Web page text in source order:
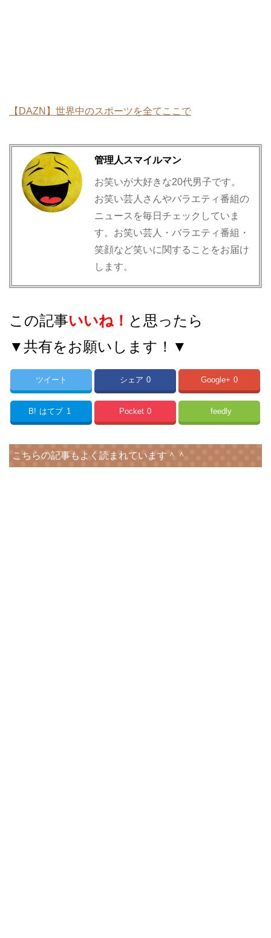
【DAZN】世界中のスポーツを全てここで
管理人スマイルマン
お笑いが大好きな20代男子です。
お笑い芸人さんやバラエティ番組の
ニュースを毎日チェックしていま
す。お笑い芸人・バラエティ番組・
笑顔など笑いに関することをお届け
します。
この記事いいね！ と思ったら
▼共有をお願いします！▼
ツイート シェア 0 Google+ 0
B! はてブ 1 Pocket 0 feedly
こちらの記事もよく読まれています＾＾